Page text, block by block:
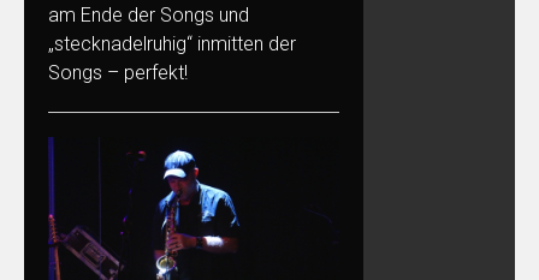
am Ende der Songs und
„stecknadelruhig“ inmitten der
Songs – perfekt!